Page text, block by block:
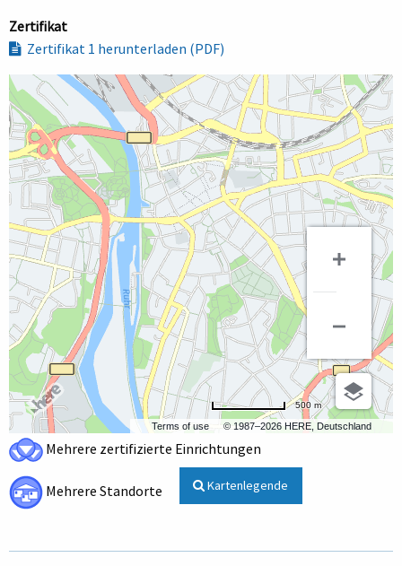
Zertifikat
Zertifikat 1 herunterladen (PDF)
Terms of use © 1987–2026 HERE, Deutschland
500 m
Mehrere zertifizierte Einrichtungen
Mehrere Standorte Kartenlegende